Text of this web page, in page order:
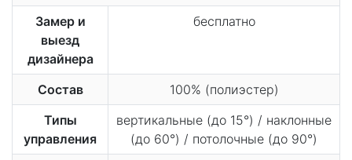
Замер и
выезд
дизайнера
бесплатно
Состав
100% (полиэстер)
Типы
управления
вертикальные (до 15°) / наклонные
(до 60°) / потолочные (до 90°)